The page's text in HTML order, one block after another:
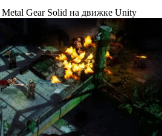
Gear Solid на движке Unity